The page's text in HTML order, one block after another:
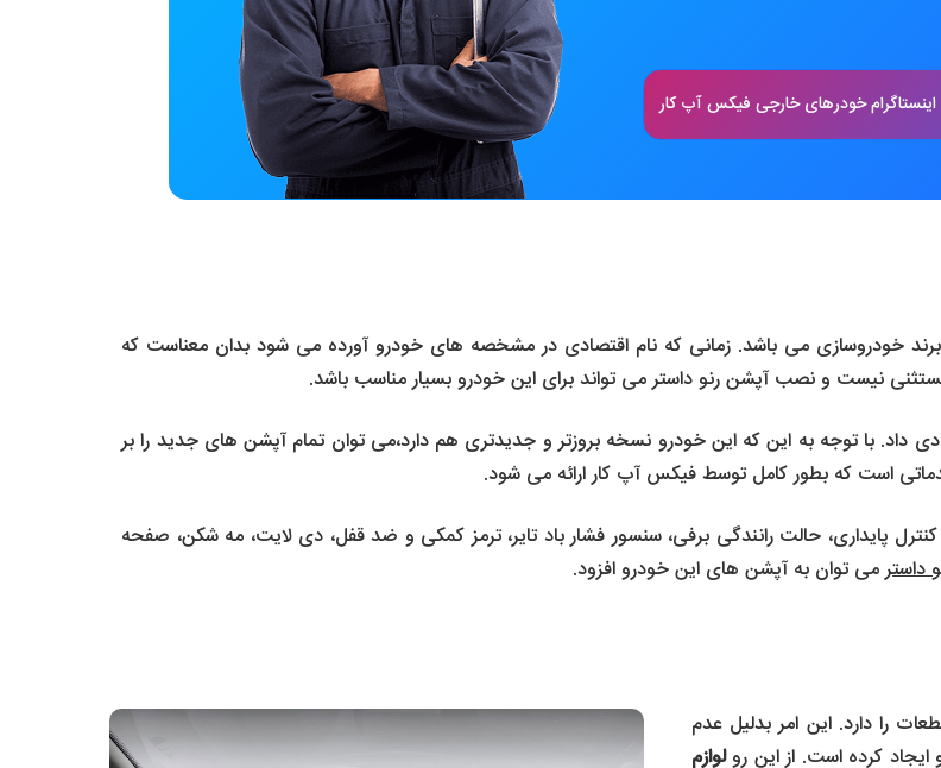
اینستاگرام خودرهای خارجی فیکس آپ کار
خودروسازی می باشد. زمانی که نام اقتصادی در مشخصه های خودرو آورده می شود بدان معناست که
نیست و نصب آپشن رنو داستر می تواند برای این خودرو بسیار مناسب باشد.
داد. با توجه به این که این خودرو نسخه بروزتر و جدیدتری هم دارد،می توان تمام آپشن های جدید را بر
است که بطور کامل توسط فیکس آپ کار ارائه می شود.
پایداری، حالت رانندگی برفی، سنسور فشار باد تایر، ترمز کمکی و ضد قفل، دی لایت، مه شکن، صفحه
داسترمی توان به آپشن های این خودرو افزود.
را دارد. این امر بدلیل عدم
کرده است. از این رولوازم